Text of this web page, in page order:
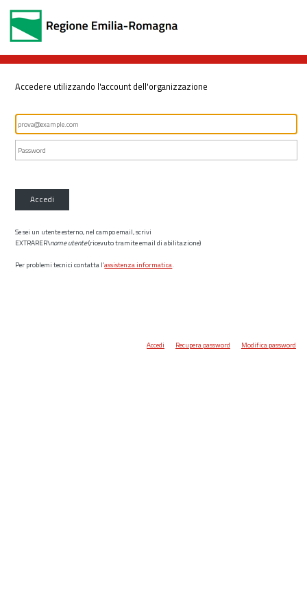
Accedere utilizzando l'account dell'organizzazione
Accedi
Se sei un utente esterno, nel campo email, scrivi
EXTRARER\nome utente(ricevuto tramite email di abilitazione)
Per problemi tecnici contatta l’assistenza informatica.
Accedi Recupera password Modifica password